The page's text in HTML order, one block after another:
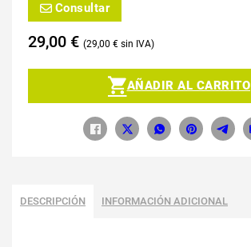
Consultar
29,00 € 29,00 €
AÑADIR AL CARRITO
DESCRIPCIÓN INFORMACIÓN ADICIONAL